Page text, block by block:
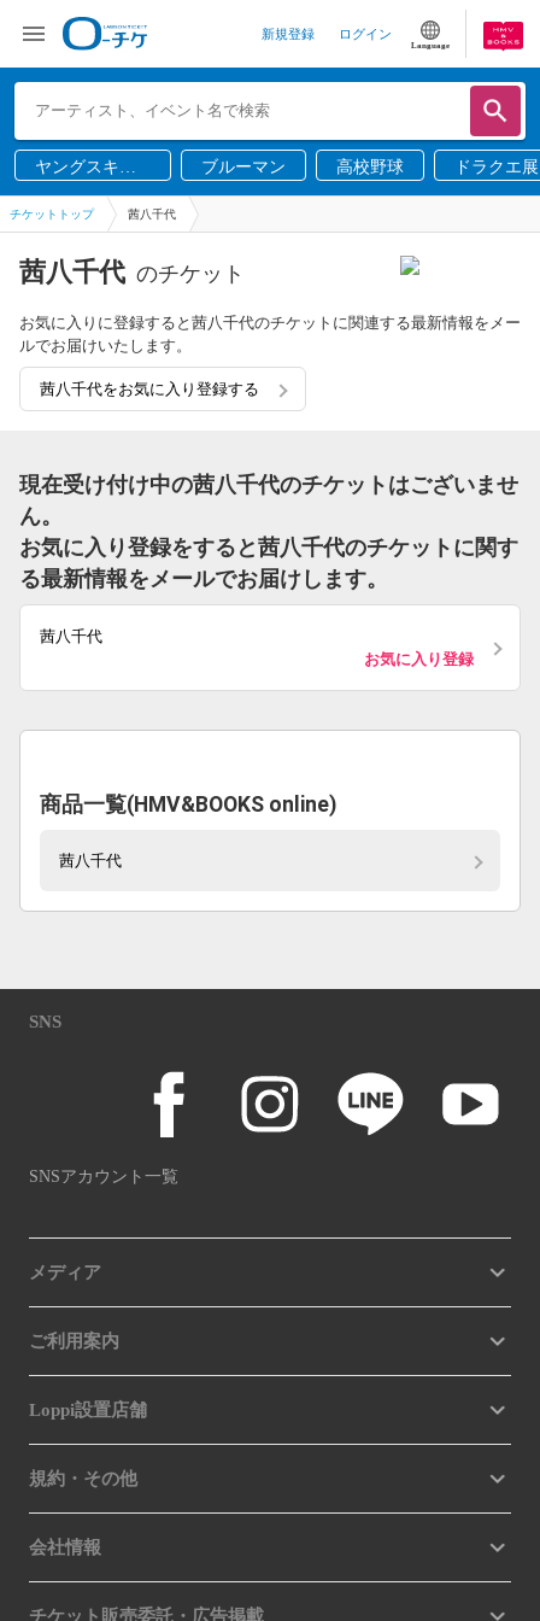
新規登録 ログイン
Language
ヤングスキニ
ー
ブルーマン 高校野球 ドラクエ展
チケットトップ 茜八千代
茜八千代 のチケット
お気に入りに登録すると茜八千代のチケットに関連する最新情報をメー
ルでお届けいたします。
茜八千代をお気に入り登録する
現在受け付け中の茜八千代のチケットはございませ
ん。
お気に入り登録をすると茜八千代のチケットに関す
る最新情報をメールでお届けします。
茜八千代
お気に入り登録
商品一覧(HMV&BOOKS online)
茜八千代
SNS
SNSアカウント一覧
メディア
ご利用案内
Loppi設置店舗
規約・その他
会社情報
チケット販売委託・広告掲載